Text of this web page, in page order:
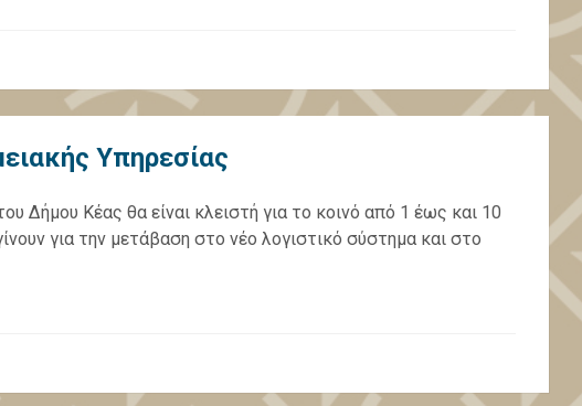
Υπηρεσίας
Δήμου Κέας θα είναι κλειστή για το κοινό από 1 έως και 10
για την μετάβαση στο νέο λογιστικό σύστημα και στο